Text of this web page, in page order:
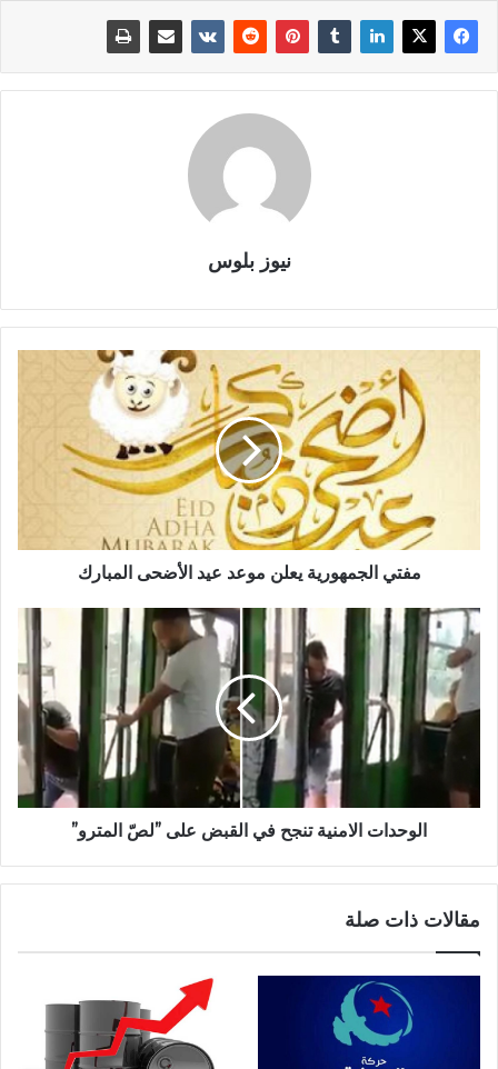
نيوز بلوس
مفتي الجمهورية يعلن موعد عيد الأضحى المبارك
الوحدات الامنية تنجح في القبض على ”لصّ المترو”
مقالات ذات صلة